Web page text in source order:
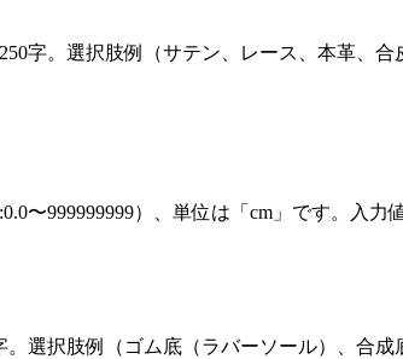
字。選択肢例（サテン、レース、本革、
〜999999999）、単位は「cm」です。入力
選択肢例（ゴム底（ラバーソール）、合